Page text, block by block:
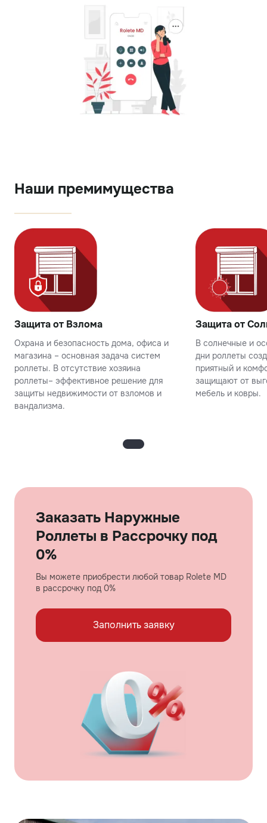
Наши премимущества
Защита от Взлома
Охрана и безопасность дома, офиса и
магазина – основная задача систем
роллеты. В отсутствие хозяина
роллеты– эффективное решение для
защиты недвижимости от взломов и
вандализма.
Защита от
В солнечные и
дни роллеты
приятный и
защищают от
мебель и ковры.
Заказать Наружные
Роллеты в Рассрочку под
0%
Вы можете приобрести любой товар Rolete MD
в рассрочку под 0%
Заполнить заявку